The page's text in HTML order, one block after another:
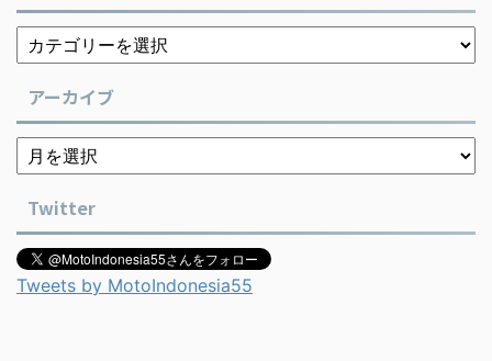
アーカイブ
Twitter
Tweets by MotoIndonesia55